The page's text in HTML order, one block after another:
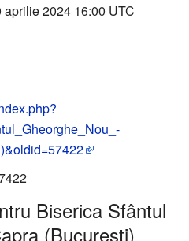
2024 16:00 UTC
Biserica Sfântul
(București)